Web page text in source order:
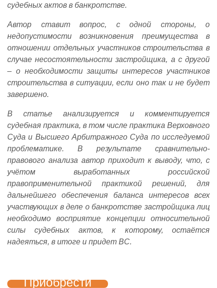
судебных актов в банкротстве.
Автор ставит вопрос, с одной стороны, о
недопустимости возникновения преимущества в
отношении отдельных участников строительства в
случае несостоятельности застройщика, а с другой
– о необходимости защиты интересов участников
строительства в ситуации, если оно так и не будет
завершено.
В статье анализируется и комментируется
судебная практика, в том числе практика Верховного
Суда и Высшего Арбитражного Суда по исследуемой
проблематике. В результате сравнительно-
правового анализа автор приходит к выводу, что, с
учётом выработанных российской
правоприменительной практикой решений, для
дальнейшего обеспечения баланса интересов всех
участвующих в деле о банкротстве застройщика лиц
необходимо восприятие концепции относительной
силы судебных актов, к которому, остаётся
надеяться, в итоге и придет ВС.
Приобрести